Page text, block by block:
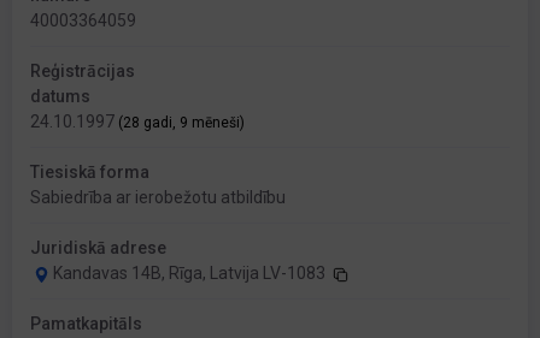
40003364059
Reģistrācijas
datums
24.10.1997 (28 gadi, 9 mēneši)
Tiesiskā forma
Sabiedrība ar ierobežotu atbildību
Juridiskā adrese
Kandavas 14B, Rīga, Latvija LV-1083
Pamatkapitāls